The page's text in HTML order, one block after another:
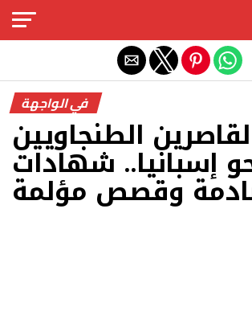
في الواجهة
الطنجاويين
إسبانيا.. شهادات
وقصص مؤلمة